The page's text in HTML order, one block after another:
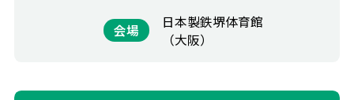
会場
日本製鉄堺体育館
（大阪）